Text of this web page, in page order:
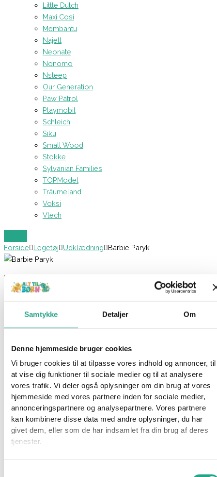
Samtykke Detaljer Om
Denne hjemmeside bruger cookies
Vi bruger cookies til at tilpasse vores indhold og annoncer, til
at vise dig funktioner til sociale medier og til at analysere
vores trafik. Vi deler også oplysninger om din brug af vores
hjemmeside med vores partnere inden for sociale medier,
annonceringspartnere og analysepartnere. Vores partnere
kan kombinere disse data med andre oplysninger, du har
givet dem, eller som de har indsamlet fra din brug af deres
tjenester.
Little Dutch
Maxi Cosi
Membantu
Najell
Neonate
Nonomo
Nsleep
Our Generation
Paw Patrol
Playmobil
Schleich
Siku
Small Wood
Stokke
Sylvanian Families
TOPModel
Träumeland
Voksi
Vtech
Forside Legetøj Udklædning Barbie Paryk
Barbie Paryk
Ikke på lager
Beskrivelse
Spørg om produktet
Tilføj et nyt look til barbie kostumet med denne luksus paryk,
med langt barbie hår.
Specifikationer
Farve: Blond/Pink